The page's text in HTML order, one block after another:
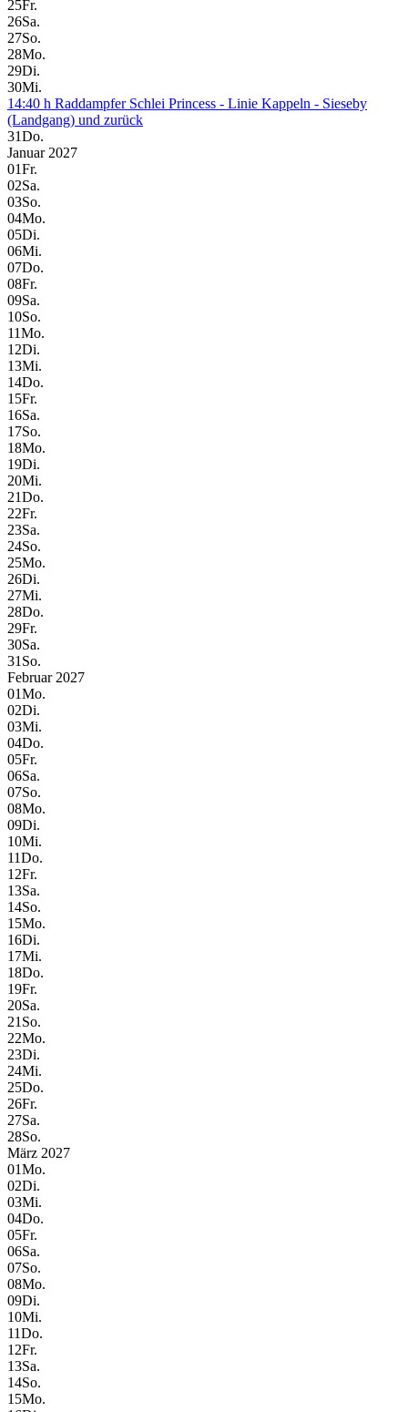
25Fr.
26Sa.
27So.
28Mo.
29Di.
30Mi.
14:40 h Raddampfer Schlei Princess - Linie Kappeln - Sieseby
(Landgang) und zurück
31Do.
Januar 2027
01Fr.
02Sa.
03So.
04Mo.
05Di.
06Mi.
07Do.
08Fr.
09Sa.
10So.
11Mo.
12Di.
13Mi.
14Do.
15Fr.
16Sa.
17So.
18Mo.
19Di.
20Mi.
21Do.
22Fr.
23Sa.
24So.
25Mo.
26Di.
27Mi.
28Do.
29Fr.
30Sa.
31 So.
Februar 2027
01Mo.
02Di.
03Mi.
04Do.
05Fr.
06Sa.
07So.
08Mo.
09Di.
10Mi.
11Do.
12Fr.
13Sa.
14So.
15Mo.
16Di.
17Mi.
18Do.
19Fr.
20Sa.
21 So.
22Mo.
23Di.
24Mi.
25Do.
26Fr.
27Sa.
28So.
März 2027
01Mo.
02Di.
03Mi.
04Do.
05Fr.
06Sa.
07So.
08Mo.
09Di.
10Mi.
11Do.
12Fr.
13Sa.
14So.
15Mo.